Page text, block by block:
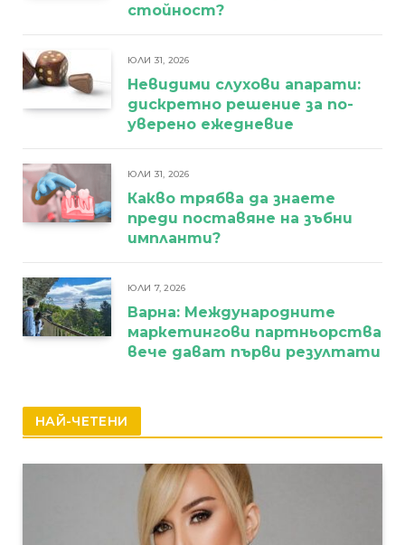
стойност?
ЮЛИ 31, 2026
Невидими слухови апарати:
дискретно решение за по-
уверено ежедневие
ЮЛИ 31, 2026
Какво трябва да знаете
преди поставяне на зъбни
импланти?
ЮЛИ 7, 2026
Варна: Международните
маркетингови партньорства
вече дават първи резултати
НАЙ-ЧЕТЕНИ